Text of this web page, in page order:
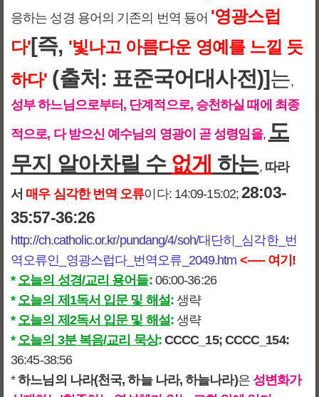
응하는 성경 용어의 기존의 번역 둉어 '영광스럽
다'[즉, '빛나고 아름다운 영예를 느낄 듯
하다' (출처: 표준국어대사전)]는,
성부 하느님으로부터, 단계적으로, 승천하실 때에 최종
적으로, 다 받으신 예수님의 영광이 곧 성령임을, 도
무지 알아차릴 수 없게 하는, 따라
서 매우 심각한 번역 오류이다: 14:09-15:02;28:03-
35:57-36:26
http://ch.catholic.or.kr/pundang/4/soh/대단히_심각한_번
역오류인_영광스럽다_번역오류_2049.htm <----- 여기!
* 오늘의 성경/교리 용어들:06:00-36:26
* 오늘의 제1독서 입문 및 해설:생략
* 오늘의 제2독서 입문 및 해설:생략
* 오늘의 3분 복음/교리 묵상: CCCC_15; CCCC_154:
36:45-38:56
*하느님의 나라(천국, 하늘 나라, 하늘나라)은 성변화가